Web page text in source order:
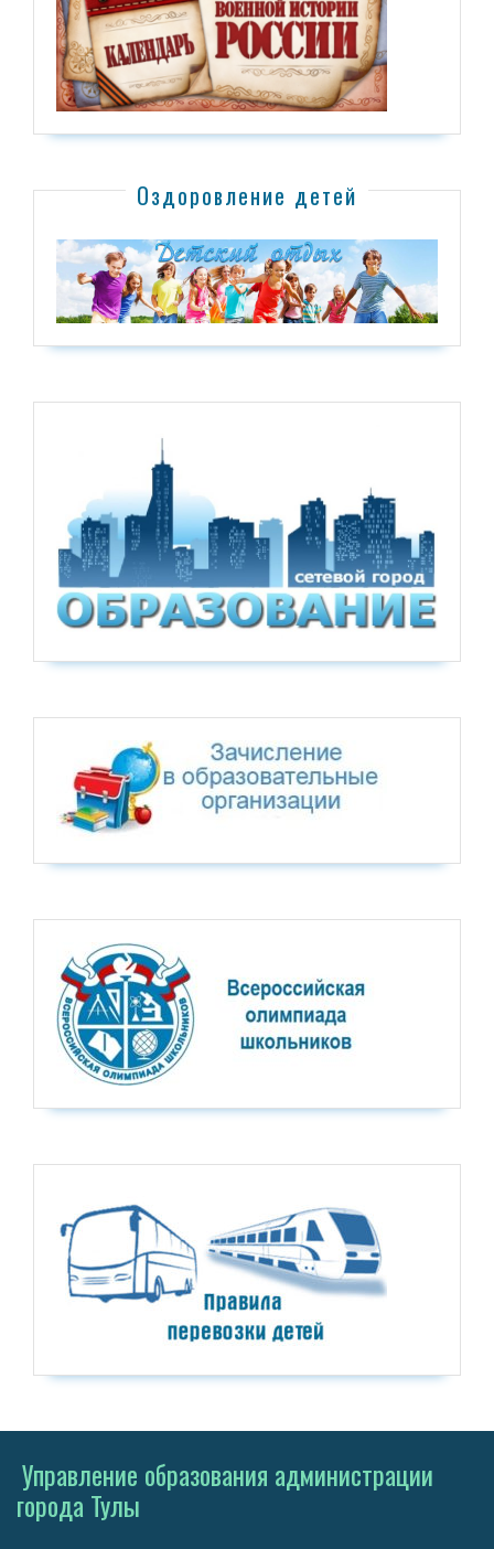
Оздоровление детей
Управление образования администрации
города Тулы